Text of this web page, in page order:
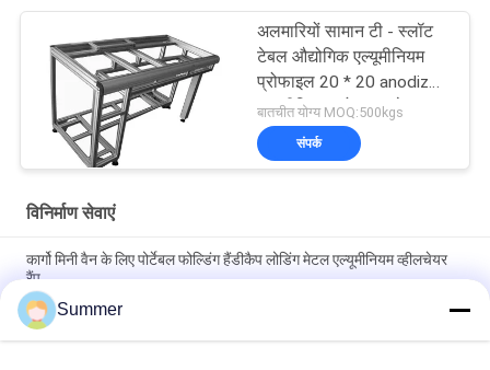
अलमारियों सामान टी - स्लॉट
टेबल औद्योगिक एल्यूमीनियम
प्रोफाइल 20 * 20 anodized
एल्यूमीनियम प्रोफाइल के साथ
बातचीत योग्य MOQ:500kgs
संपर्क
विनिर्माण सेवाएं
कार्गो मिनी वैन के लिए पोर्टेबल फोल्डिंग हैंडीकैप लोडिंग मेटल एल्यूमीनियम व्हीलचेयर
रैंप
एल्यूमिनियम एक्सट्रूज़न Z क्लिप वॉल माउंट सिस्टम आंतरिक पैनलों को लटकाने के
लिए
Summer